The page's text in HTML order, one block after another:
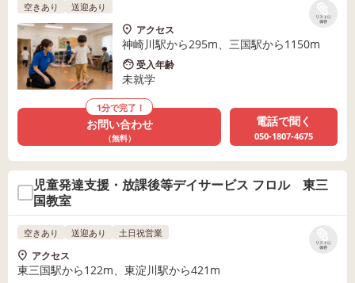
リストに
保存
空きあり 送迎あり
アクセス
神崎川駅から295m、三国駅から1150m
受入年齢
未就学
1分で完了！
お問い合わせ
（無料）
電話で聞く
050-1807-4675
児童発達支援・放課後等デイサービス フロル 東三
国教室
リストに
保存
空きあり 送迎あり 土日祝営業
アクセス
東三国駅から122m、東淀川駅から421m